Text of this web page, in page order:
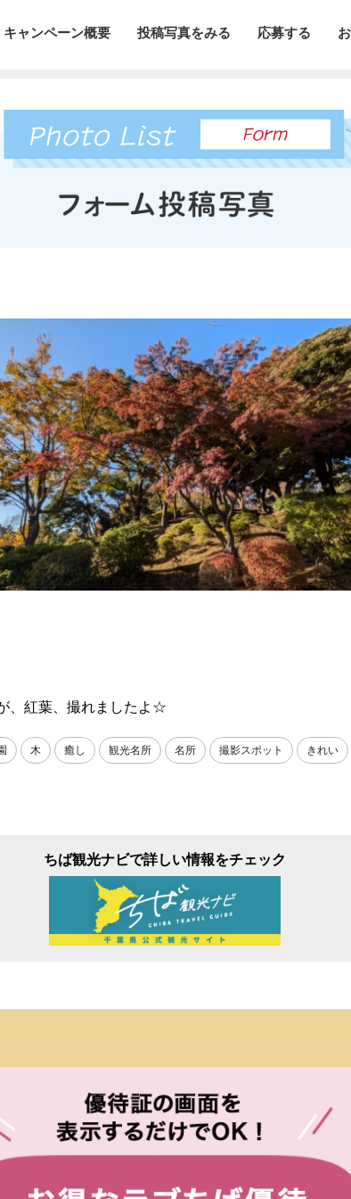
キャンペーン概要 投稿写真をみる 応募する
、紅葉、撮れましたよ☆
木 癒し 観光名所 名所 撮影スポット きれい
ちば観光ナビで詳しい情報をチェック